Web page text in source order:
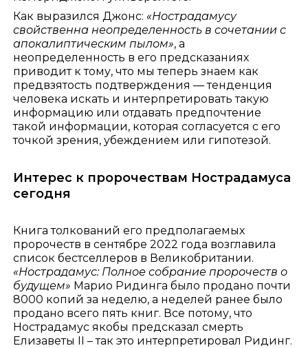
Как выразился Джонс: «Нострадамусу
свойственна неопределенность в сочетании с
апокалиптическим пылом», а
неопределенность в его предсказаниях
приводит к тому, что мы теперь знаем как
предвзятость подтверждения — тенденция
человека искать и интерпретировать такую
информацию или отдавать предпочтение
такой информации, которая согласуется с его
точкой зрения, убеждением или гипотезой.
Интерес к пророчествам Нострадамуса
сегодня
Книга толкований его предполагаемых
пророчеств в сентябре 2022 года возглавила
список бестселлеров в Великобритании.
«Нострадамус: Полное собрание пророчеств о
будущем» Марио Ридинга было продано почти
8000 копий за неделю, а неделей ранее было
продано всего пять книг. Все потому, что
Нострадамус якобы предсказал смерть
Елизаветы II – так это интерпретировал Ридинг.